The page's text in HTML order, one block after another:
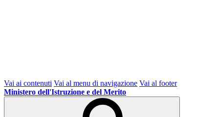
Vai ai contenuti Vai al menu di navigazione Vai al footer
Ministero dell'Istruzione e del Merito